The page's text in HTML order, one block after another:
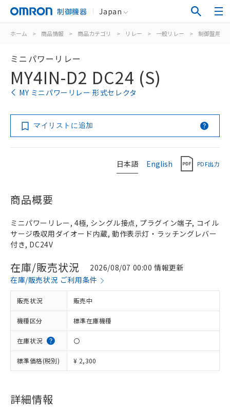
制御機器 Japan
ホーム > 商品情報 > 商品カテゴリ > リレー > 一般リレー > 制御盤用
ミニパワーリレー
MY4IN-D2 DC24 (S)
MY ミニパワーリレー 形式セレクタ
マイリストに追加
日本語 English PDF出力
商品概要
ミニパワーリレー, 4極, シングル接点, プラグイン端子, コイル
サージ吸収用ダイオード内蔵, 動作表示灯・ラッチングレバー
付き, DC24V
在庫/販売状況
2026/08/07 00:00 情報更新
在庫/販売状況 ご利用条件
販売状況 販売中
機種区分 標準在庫機種
在庫状況 〇
標準価格(税別) ¥ 2,300
詳細情報